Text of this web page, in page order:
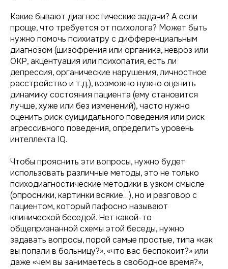
Какие бывают диагностические задачи? А если
проще, что требуется от психолога? Может быть
нужно помочь психиатру с дифференциальным
диагнозом (шизофрения или органика, невроз или
ОКР, акцентуация или психопатия, есть ли
депрессия, органические нарушения, личностное
расстройство и т.д.), возможно нужно оценить
динамику состояния пациента (ему становится
лучше, хуже или без изменений), часто нужно
оценить риск суицидального поведения или риск
агрессивного поведения, определить уровень
интеллекта IQ.
Чтобы прояснить эти вопросы, нужно будет
использовать различные методы, это не только
психодиагностические методики в узком смысле
(опросники, картинки всякие…), но и разговор с
пациентом, который пафосно называют
клинической беседой. Нет какой-то
общепризнанной схемы этой беседы, нужно
задавать вопросы, порой самые простые, типа «как
вы попали в больницу?», «что вас беспокоит?» или
даже «чем вы занимаетесь в свободное время?»,